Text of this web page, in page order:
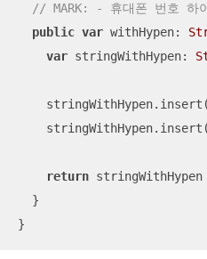
// MARK: - 휴대폰 번호 하
public var withHypen:
var stringWithHypen:
    stringWithHypen.insert(
    stringWithHypen.insert(
return stringWithHypen
  }
}